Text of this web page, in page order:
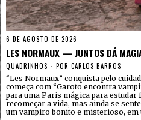
6 DE AGOSTO DE 2026
LES NORMAUX — JUNTOS DÁ
QUADRINHOS POR CARLOS BARROS
“Les Normaux” conquista pelo
começa com “Garoto encontra
para uma Paris mágica para estudar
recomeçar a vida, mas ainda se
um vampiro bonito e misterioso, em